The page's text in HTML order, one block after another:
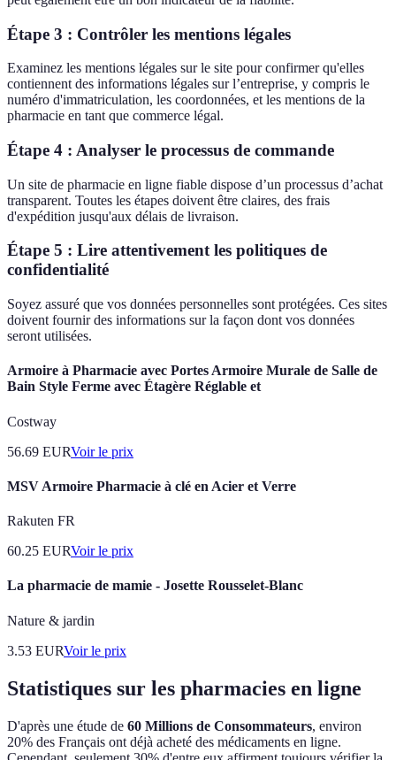
Étape 3 : Contrôler les mentions légales
Examinez les mentions légales sur le site pour confirmer qu'elles
contiennent des informations légales sur l’entreprise, y compris le
numéro d'immatriculation, les coordonnées, et les mentions de la
pharmacie en tant que commerce légal.
Étape 4 : Analyser le processus de commande
Un site de pharmacie en ligne fiable dispose d’un processus d’achat
transparent. Toutes les étapes doivent être claires, des frais
d'expédition jusqu'aux délais de livraison.
Étape 5 : Lire attentivement les politiques de
confidentialité
Soyez assuré que vos données personnelles sont protégées. Ces sites
doivent fournir des informations sur la façon dont vos données
seront utilisées.
Armoire à Pharmacie avec Portes Armoire Murale de Salle de
Bain Style Ferme avec Étagère Réglable et
Costway
56.69 EURVoir le prix
MSV Armoire Pharmacie à clé en Acier et Verre
Rakuten FR
60.25 EURVoir le prix
La pharmacie de mamie - Josette Rousselet-Blanc
Nature & jardin
3.53 EURVoir le prix
Statistiques sur les pharmacies en ligne
D'après une étude de 60 Millions de Consommateurs, environ
20% des Français ont déjà acheté des médicaments en ligne.